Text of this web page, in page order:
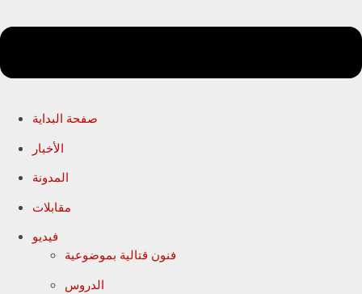
صفحة البداية
الأخبار
المدونة
مقابلات
فيديو
فنون قتالية بموضوعية
الدروس